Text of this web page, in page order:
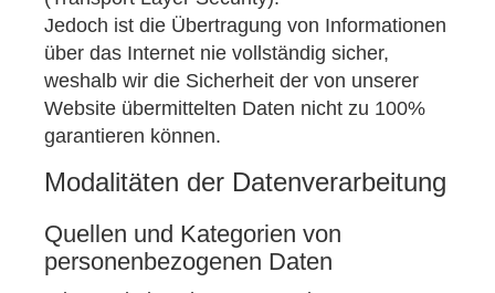
Jedoch ist die Übertragung von Informationen
über das Internet nie vollständig sicher,
weshalb wir die Sicherheit der von unserer
Website übermittelten Daten nicht zu 100%
garantieren können.
Modalitäten der Datenverarbeitung
Quellen und Kategorien von
personenbezogenen Daten